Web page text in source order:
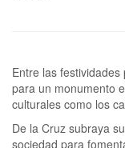
Entre las
para un monumento
culturales como los
De la Cruz subraya
sociedad para